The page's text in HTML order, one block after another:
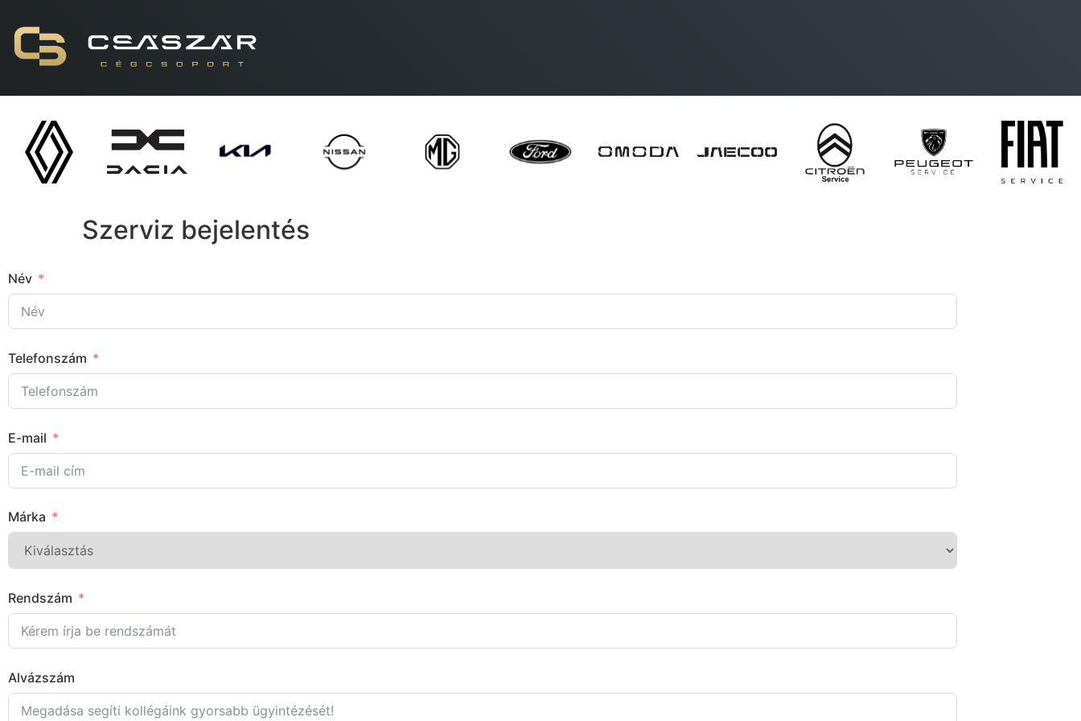
Szerviz bejelentés
Név
Telefonszám
E-mail
Márka
Rendszám
Alvázszám